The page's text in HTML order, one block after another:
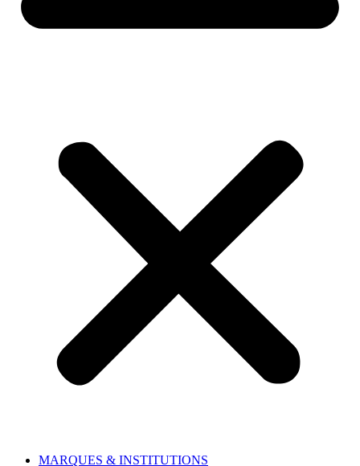
MARQUES & INSTITUTIONS